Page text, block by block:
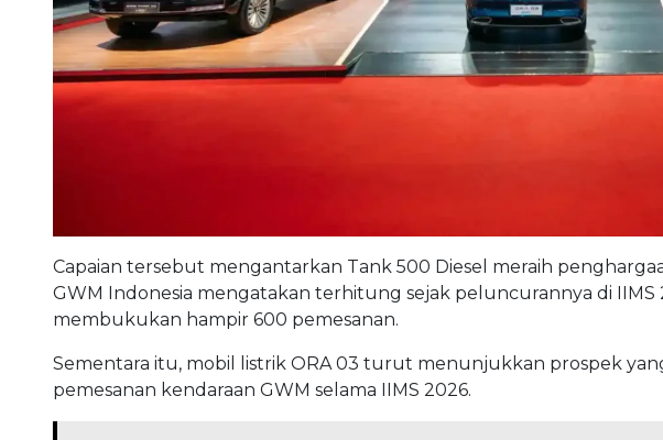
Capaian tersebut mengantarkan Tank 500 Diesel meraih
GWM Indonesia mengatakan terhitung sejak peluncurannya di IIMS
membukukan hampir 600 pemesanan.
Sementara itu, mobil listrik ORA 03 turut menunjukkan prospek
pemesanan kendaraan GWM selama IIMS 2026.